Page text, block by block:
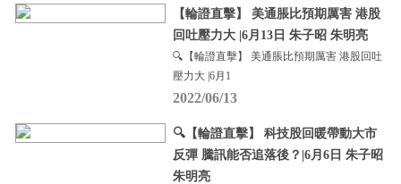
【輪證直擊】 美通脹比預期厲害 港股
回吐壓力大 |6月13日 朱子昭 朱明亮
🔍【輪證直擊】 美通脹比預期厲害 港股回吐
壓力大 |6月1
2022/06/13
🔍【輪證直擊】 科技股回暖帶動大市
反彈 騰訊能否追落後？|6月6日 朱子昭
朱明亮